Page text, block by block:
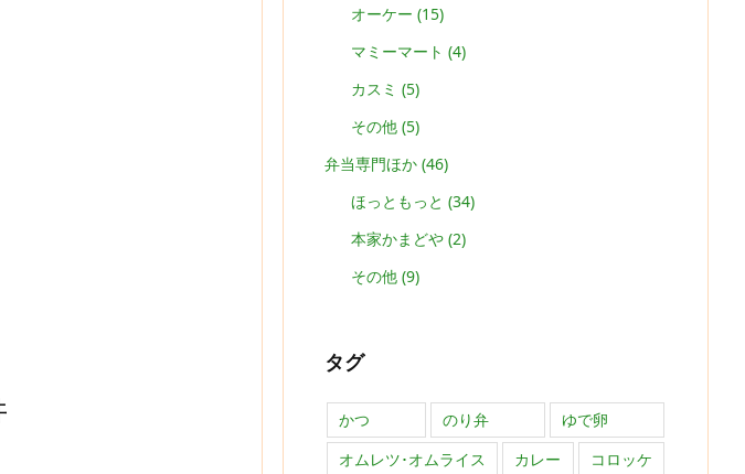
オーケー(15)
マミーマート(4)
カスミ(5)
その他(5)
弁当専門ほか (46)
ほっともっと(34)
本家かまどや(2)
その他(9)
タグ
かつ のり弁
ゆで卵
オムレツ･オムライス
カレー
コロッケ